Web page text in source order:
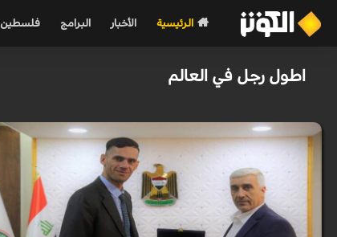
الرئيسية الأخبار البرامج فلسطين
اطول رجل في العالم